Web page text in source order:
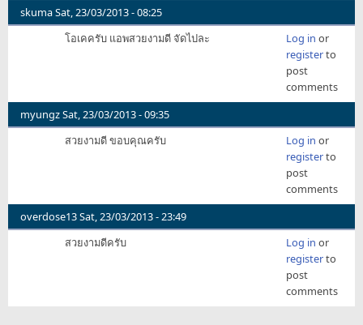
ลง
ใน
เว็บ
by
UnzO
skumaSat, 23/03/2013 - 08:25
โอเคครับ แอพสวยงามดี จัดไปละ
Log in or
registerto
post
comments
myungzSat, 23/03/2013 - 09:35
สวยงามดี ขอบคุณครับ
Log in or
registerto
post
comments
overdose13Sat, 23/03/2013 - 23:49
สวยงามดีครับ
Log in or
registerto
post
comments